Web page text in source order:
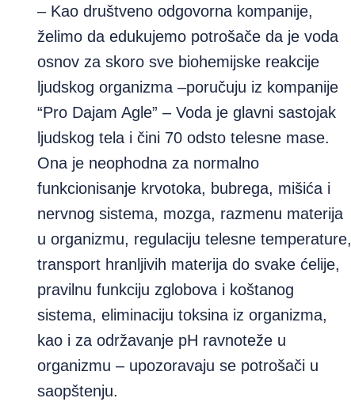
– Kao društveno odgovorna kompanije,
želimo da edukujemo potrošače da je voda
osnov za skoro sve biohemijske reakcije
ljudskog organizma –poručuju iz kompanije
“Pro Dajam Agle” – Voda je glavni sastojak
ljudskog tela i čini 70 odsto telesne mase.
Ona je neophodna za normalno
funkcionisanje krvotoka, bubrega, mišića i
nervnog sistema, mozga, razmenu materija
u organizmu, regulaciju telesne temperature,
transport hranljivih materija do svake ćelije,
pravilnu funkciju zglobova i koštanog
sistema, eliminaciju toksina iz organizma,
kao i za održavanje pH ravnoteže u
organizmu – upozoravaju se potrošači u
saopštenju.